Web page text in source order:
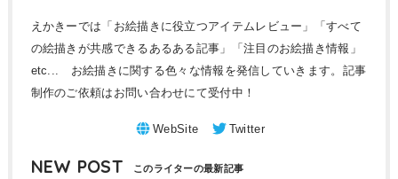
えかきーでは「お絵描きに役立つアイテムレビュー」「すべて
の絵描きが共感できるあるある記事」「注目のお絵描き情報」
etc... お絵描きに関する色々な情報を発信していきます。記事
制作のご依頼はお問い合わせにて受付中！
NEW POST